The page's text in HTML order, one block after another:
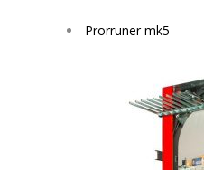
Prorruner mk5